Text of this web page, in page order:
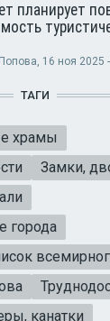
планирует
, 16 ноя 2025
ТАГИ
храмы
Замки,
города
канатки